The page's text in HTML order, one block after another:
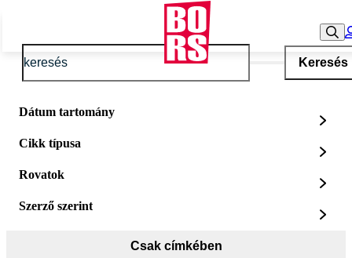
Keresés
Dátum tartomány
Cikk típusa
Rovatok
Szerző szerint
Csak címkében